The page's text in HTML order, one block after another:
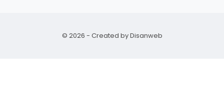
© 2026 - Created byDisanweb